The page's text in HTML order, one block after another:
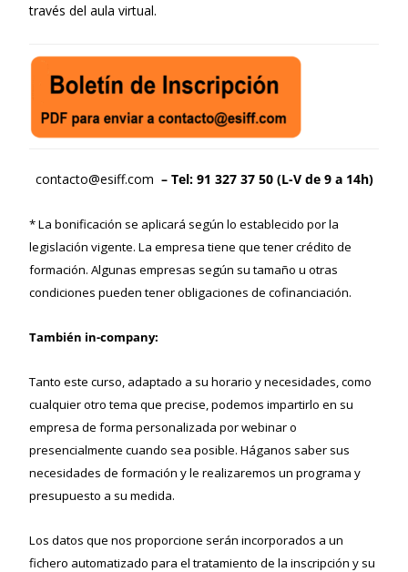
través del aula virtual.
contacto@esiff.com – Tel: 91 327 37 50 (L-V de 9 a 14h)
* La bonificación se aplicará según lo establecido por la
legislación vigente. La empresa tiene que tener crédito de
formación. Algunas empresas según su tamaño u otras
condiciones pueden tener obligaciones de cofinanciación.
También in-company:
Tanto este curso, adaptado a su horario y necesidades, como
cualquier otro tema que precise, podemos impartirlo en su
empresa de forma personalizada por webinar o
presencialmente cuando sea posible. Háganos saber sus
necesidades de formación y le realizaremos un programa y
presupuesto a su medida.
Los datos que nos proporcione serán incorporados a un
fichero automatizado para el tratamiento de la inscripción y su